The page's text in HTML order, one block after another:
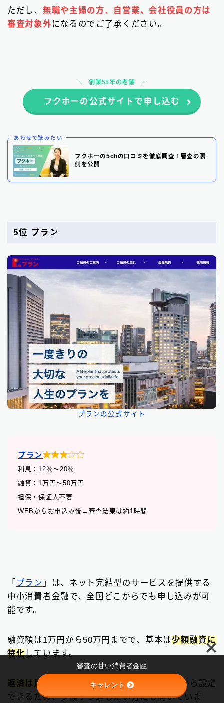
ただし、 無職や主婦の方、自営業、会社役員の方は
審査対象外 になるのでご了承ください。
創業55年の老舗
フクホーの公式サイトで申し込む
あわせて読みたい
フクホーの5chの口コミを徹底調査！審査の裏
側を公開
5位 プラン
プランの公式サイト
プラン
利息：12％〜20％
融資：1万円〜50万円
担保・保証人不要
WEBからお申込み後→審査結果は約1時間
「 プラン 」は、ネット完結型のサービスを提供する
中小消費者金融で、全国どこからでも申し込みが可
能です。
融資額は1万円から50万円までで、基本は少額融資に
特化しています。
返済は月々2,000円
（借入残高10万円以下）から設定
できるため、少額ずつ返したい方にも向いていま
審査の甘い消費者金融
キャレント